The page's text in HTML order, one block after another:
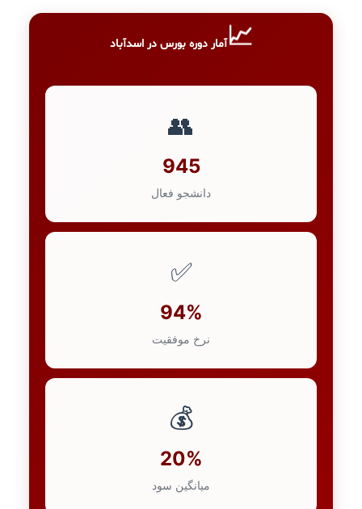
📈آمار دوره بورس در اسدآباد
👥
945
دانشجو فعال
✅
94%
نرخ موفقیت
💰
20%
میانگین سود